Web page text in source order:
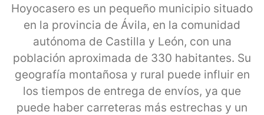
Hoyocasero es un pequeño municipio situado
en la provincia de Ávila, en la comunidad
autónoma de Castilla y León, con una
población aproximada de 330 habitantes. Su
geografía montañosa y rural puede influir en
los tiempos de entrega de envíos, ya que
puede haber carreteras más estrechas y un